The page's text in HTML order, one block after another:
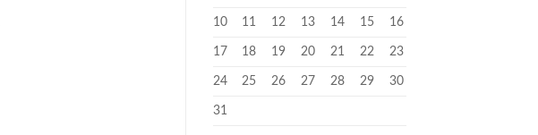
10 11 12 13 14 15 16
17 18 19 20 21 22 23
24 25 26 27 28 29 30
31